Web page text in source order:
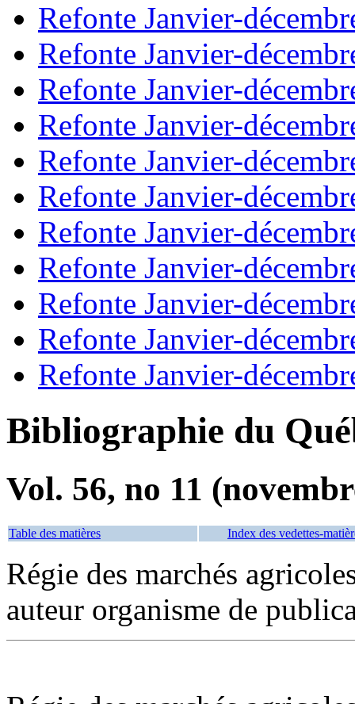
Refonte Janvier-
Refonte Janvier-
Refonte Janvier-
Refonte Janvier-
Refonte Janvier-
Refonte Janvier-
Refonte Janvier-
Refonte Janvier-
Refonte Janvier-
Refonte Janvier-
Refonte Janvier-
Bibliographie du
Vol. 56, no 11
Table des matières Index des vedettes-
Régie des marchés
auteur organisme de